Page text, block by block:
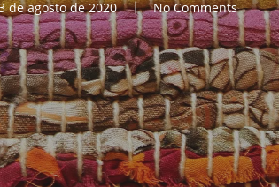
de agosto de 2020 No Comments